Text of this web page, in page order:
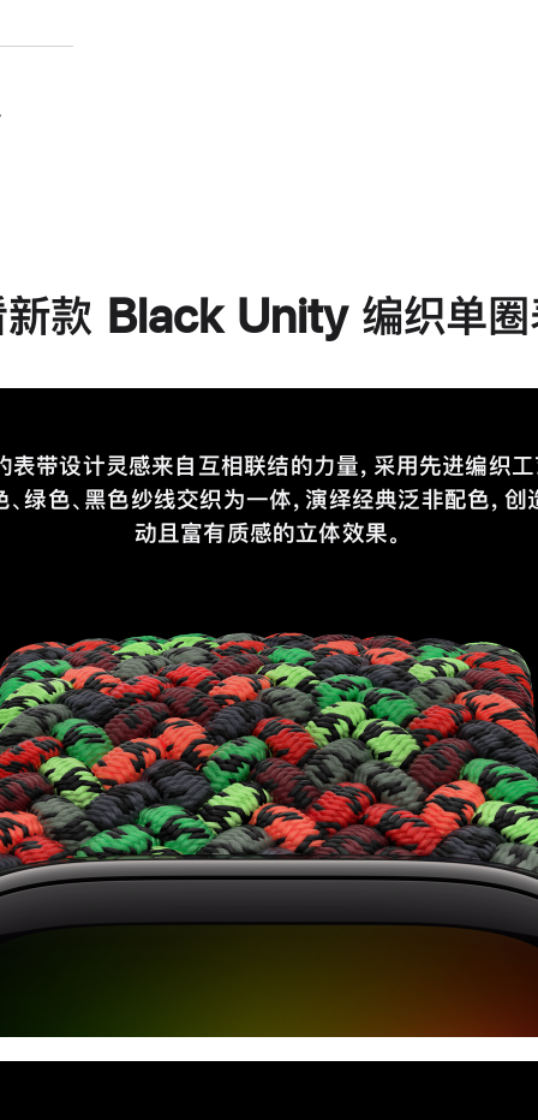
新款 Black Unity 编织单圈
表带设计灵感来自互相联结的力量，采用先进编织工
绿色、黑色纱线交织为一体，演绎经典泛非配色，创
动且富有质感的立体效果。